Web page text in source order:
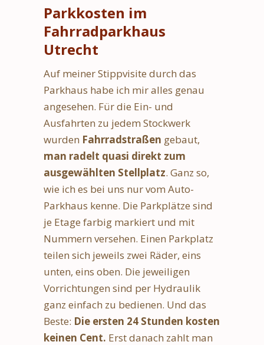
Parkkosten im
Fahrradparkhaus
Utrecht
Auf meiner Stippvisite durch das
Parkhaus habe ich mir alles genau
angesehen. Für die Ein- und
Ausfahrten zu jedem Stockwerk
wurden Fahrradstraßen gebaut,
man radelt quasi direkt zum
ausgewählten Stellplatz. Ganz so,
wie ich es bei uns nur vom Auto-
Parkhaus kenne. Die Parkplätze sind
je Etage farbig markiert und mit
Nummern versehen. Einen Parkplatz
teilen sich jeweils zwei Räder, eins
unten, eins oben. Die jeweiligen
Vorrichtungen sind per Hydraulik
ganz einfach zu bedienen. Und das
Beste: Die ersten 24 Stunden kosten
keinen Cent. Erst danach zahlt man